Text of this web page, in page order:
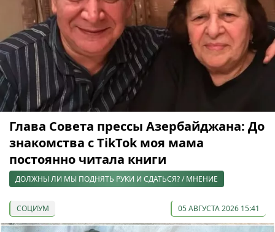
Глава Совета прессы Азербайджана: До
знакомства с TikTok моя мама
постоянно читала книги
ДОЛЖНЫ ЛИ МЫ ПОДНЯТЬ РУКИ И СДАТЬСЯ? / МНЕНИЕ
СОЦИУМ 05 АВГУСТА 2026 15:41